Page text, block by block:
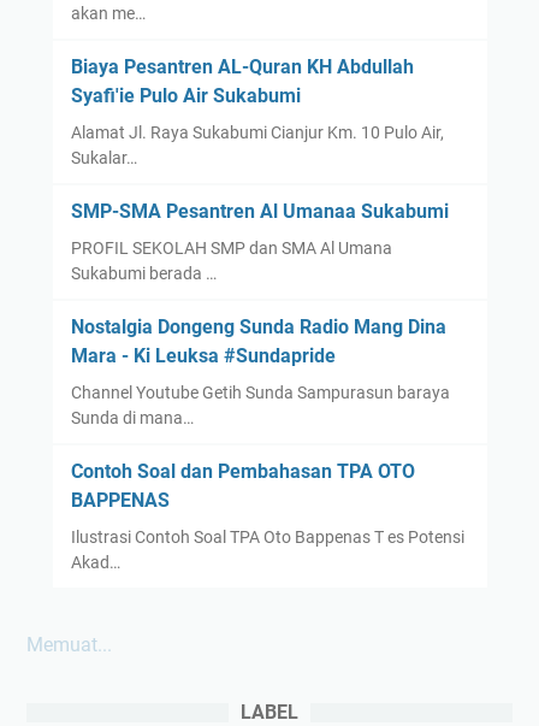
a
b
a
akan me…
Biaya Pesantren AL-Quran KH Abdullah
Syafi'ie Pulo Air Sukabumi
Alamat Jl. Raya Sukabumi Cianjur Km. 10 Pulo Air,
Sukalar…
SMP-SMA Pesantren Al Umanaa Sukabumi
PROFIL SEKOLAH SMP dan SMA Al Umana
Sukabumi berada …
Nostalgia Dongeng Sunda Radio Mang Dina
Mara - Ki Leuksa #Sundapride
Channel Youtube Getih Sunda Sampurasun baraya
Sunda di mana…
Contoh Soal dan Pembahasan TPA OTO
BAPPENAS
Ilustrasi Contoh Soal TPA Oto Bappenas T es Potensi
Akad…
Memuat...
LABEL